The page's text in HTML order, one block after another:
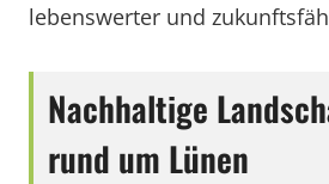
lebenswerter und
Nachhaltige
rund um Lünen